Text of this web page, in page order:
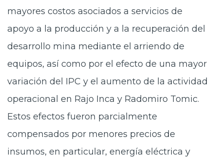
mayores costos asociados a servicios de
apoyo a la producción y a la recuperación del
desarrollo mina mediante el arriendo de
equipos, así como por el efecto de una mayor
variación del IPC y el aumento de la actividad
operacional en Rajo Inca y Radomiro Tomic.
Estos efectos fueron parcialmente
compensados por menores precios de
insumos, en particular, energía eléctrica y